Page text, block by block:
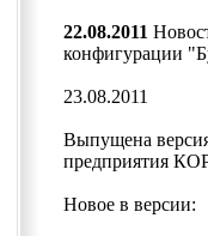
22.08.2011
конфигурации
23.08.2011
Выпущена
предприятия
Новое в версии: